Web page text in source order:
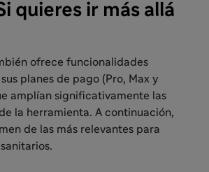
quieres ir más allá
ofrece funcionalidades
planes de pago (Pro, Max y
amplían significativamente las
la herramienta. A continuación,
de las más relevantes para